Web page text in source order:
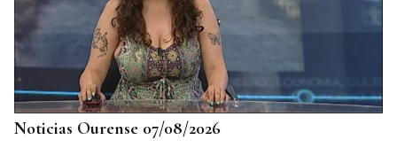
Noticias Ourense 07/08/2026